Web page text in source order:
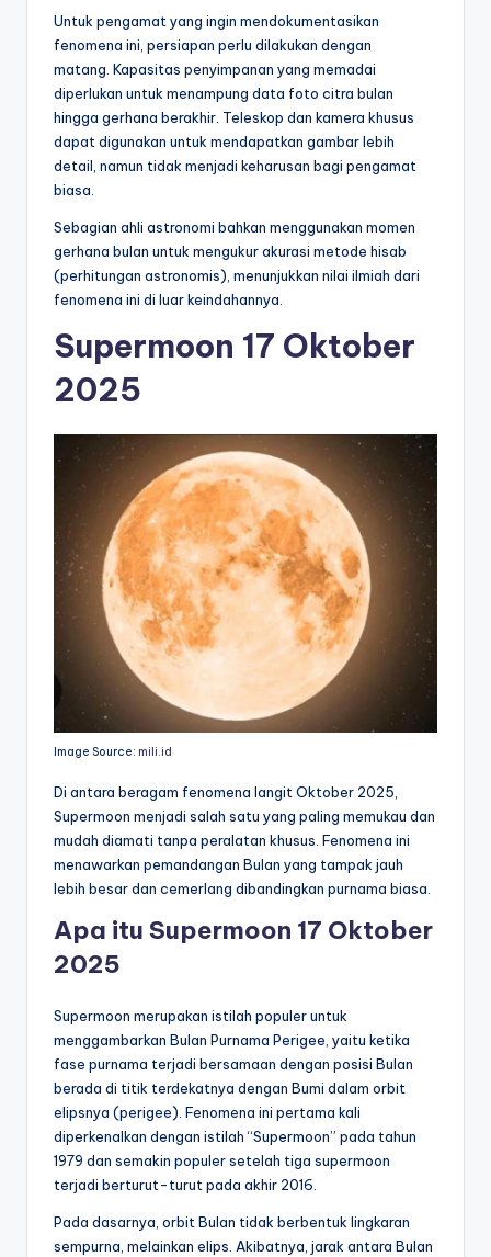
Untuk pengamat yang ingin mendokumentasikan
fenomena ini, persiapan perlu dilakukan dengan
matang. Kapasitas penyimpanan yang memadai
diperlukan untuk menampung data foto citra bulan
hingga gerhana berakhir. Teleskop dan kamera khusus
dapat digunakan untuk mendapatkan gambar lebih
detail, namun tidak menjadi keharusan bagi pengamat
biasa.
Sebagian ahli astronomi bahkan menggunakan momen
gerhana bulan untuk mengukur akurasi metode hisab
(perhitungan astronomis), menunjukkan nilai ilmiah dari
fenomena ini di luar keindahannya.
Supermoon 17 Oktober
2025
Image Source: mili.id
Di antara beragam fenomena langit Oktober 2025,
Supermoon menjadi salah satu yang paling memukau dan
mudah diamati tanpa peralatan khusus. Fenomena ini
menawarkan pemandangan Bulan yang tampak jauh
lebih besar dan cemerlang dibandingkan purnama biasa.
Apa itu Supermoon 17 Oktober
2025
Supermoon merupakan istilah populer untuk
menggambarkan Bulan Purnama Perigee, yaitu ketika
fase purnama terjadi bersamaan dengan posisi Bulan
berada di titik terdekatnya dengan Bumi dalam orbit
elipsnya (perigee). Fenomena ini pertama kali
diperkenalkan dengan istilah “Supermoon” pada tahun
1979 dan semakin populer setelah tiga supermoon
terjadi berturut-turut pada akhir 2016.
Pada dasarnya, orbit Bulan tidak berbentuk lingkaran
sempurna, melainkan elips. Akibatnya, jarak antara Bulan